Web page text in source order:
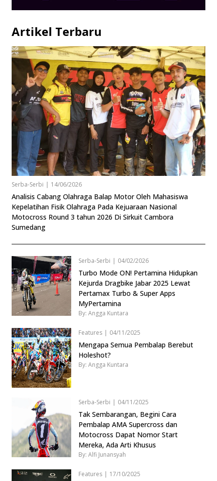
Artikel Terbaru
Serba-Serbi | 14/06/2026
Analisis Cabang Olahraga Balap Motor Oleh Mahasiswa
Kepelatihan Fisik Olahraga Pada Kejuaraan Nasional
Motocross Round 3 tahun 2026 Di Sirkuit Cambora
Sumedang
Serba-Serbi | 04/02/2026
Turbo Mode ON! Pertamina Hidupkan
Kejurda Dragbike Jabar 2025 Lewat
Pertamax Turbo & Super Apps
MyPertamina
By: Angga Kuntara
Features | 04/11/2025
Mengapa Semua Pembalap Berebut
Holeshot?
By: Angga Kuntara
Serba-Serbi | 04/11/2025
Tak Sembarangan, Begini Cara
Pembalap AMA Supercross dan
Motocross Dapat Nomor Start
Mereka, Ada Arti Khusus
By: Alfi Junansyah
Features | 17/10/2025